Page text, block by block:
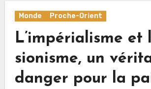
Monde Proche-Orient
L’impérialisme et
sionisme, un
danger pour la